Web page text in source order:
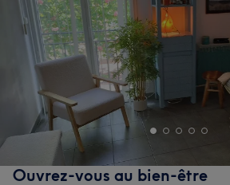
Ouvrez-vous au bien-être